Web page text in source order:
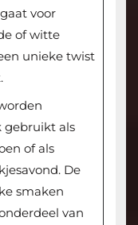
voor
of witte
unieke twist
gebruikt als
of als
De
smaken
van